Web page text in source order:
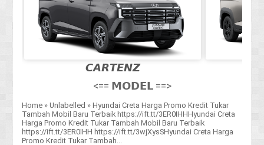
𝘾𝘼𝙍𝙏𝙀𝙉𝙕
<== 𝗠𝗢𝗗𝗘𝗟 ==>
Home »Unlabelled »Hyundai Creta Harga Promo Kredit Tukar
Tambah Mobil Baru Terbaik https://ift.tt/3ER0IHHHyundai Creta
Harga Promo Kredit Tukar Tambah Mobil Baru Terbaik
https://ift.tt/3ER0IHH https://ift.tt/3wjXysSHyundai Creta Harga
Promo Kredit Tukar Tambah...